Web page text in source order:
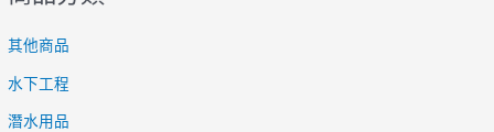
其他商品
水下工程
潛水用品